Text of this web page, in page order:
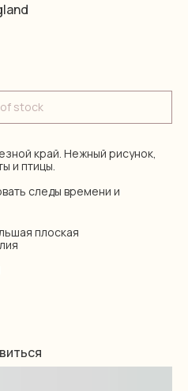
stock
край. Нежный рисунок,
и птицы.
следы времени и
плоская